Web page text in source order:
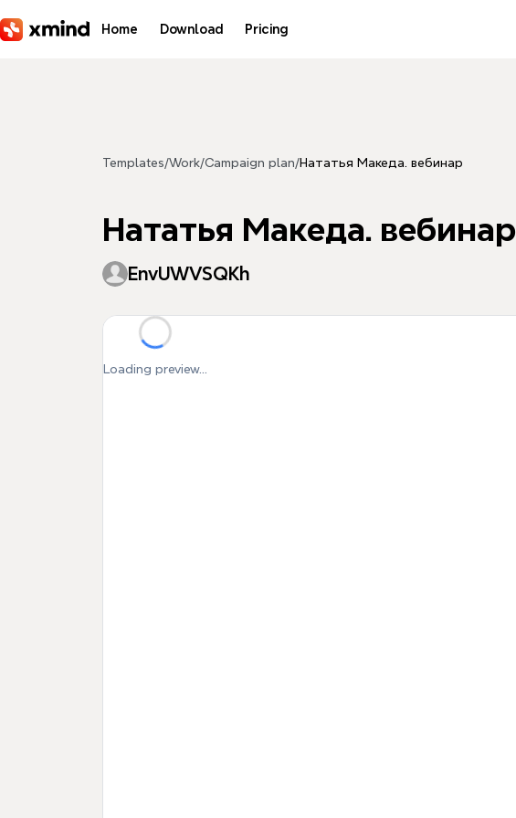
Home Download Pricing
Templates/Work/Campaign plan/Нататья Македа. вебинар
Нататья Македа. вебинар
EnvUWVSQKh
Loading preview...